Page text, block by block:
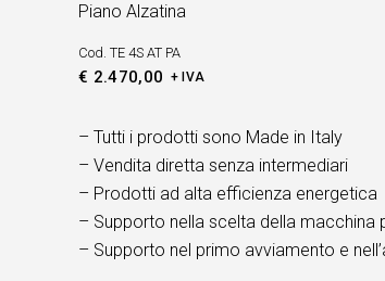
Piano Alzatina
Cod.TE 4S AT PA
€ 2.470,00 + IVA
– Tutti i prodotti sono Made in Italy
– Vendita diretta senza intermediari
– Prodotti ad alta efficienza energetica
– Supporto nella scelta della macchina
– Supporto nel primo avviamento e